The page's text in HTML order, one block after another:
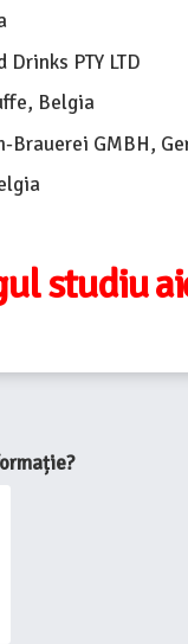
PTY LTD
Belgia
Brauerei GMBH,
studiu